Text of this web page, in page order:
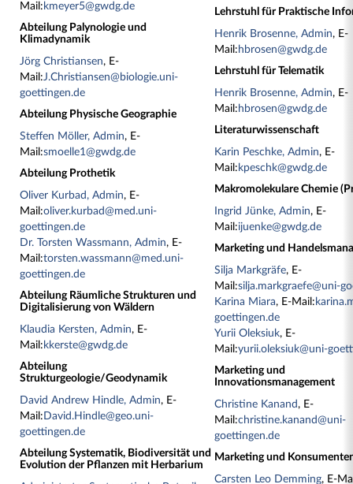
Mail: kmeyer5@gwdg.de
Abteilung Palynologie und
Klimadynamik
Jörg Christiansen, E-
Mail:J.Christiansen@biologie.uni-
goettingen.de
Abteilung Physische Geographie
Steffen Möller, Admin, E-
Mail:smoelle1@gwdg.de
Abteilung Prothetik
Oliver Kurbad, Admin, E-
Mail:oliver.kurbad@med.uni-
goettingen.de
Dr. Torsten Wassmann, Admin, E-
Mail:torsten.wassmann@med.uni-
goettingen.de
Abteilung Räumliche Strukturen und
Digitalisierung von Wäldern
Klaudia Kersten, Admin, E-
Mail: kkerste@gwdg.de
Abteilung
Strukturgeologie/Geodynamik
David Andrew Hindle, Admin, E-
Mail: David.Hindle@geo.uni-
goettingen.de
Abteilung Systematik, Biodiversität und
Evolution der Pflanzen mit Herbarium
Lehrstuhl für Praktische
Henrik Brosenne, Admin, E-
Mail: hbrosen@gwdg.de
Lehrstuhl für Telematik
Henrik Brosenne, Admin, E-
Mail: hbrosen@gwdg.de
Literaturwissenschaft
Karin Peschke, Admin, E-
Mail: kpeschk@gwdg.de
Makromolekulare Chemie
Ingrid Jünke, Admin, E-
Mail:ijuenke@gwdg.de
Marketing und
Silja Markgräfe, E-
Mail:silja.markgraefe@uni-
Karina Miara, E-Mail:
goettingen.de
Yurii Oleksiuk, E-
Mail:yurii.oleksiuk@uni-
Marketing und
Innovationsmanagement
Christine Kanand, E-
Mail:christine.kanand@uni-
goettingen.de
Marketing und
Carsten Leo Demming, E-